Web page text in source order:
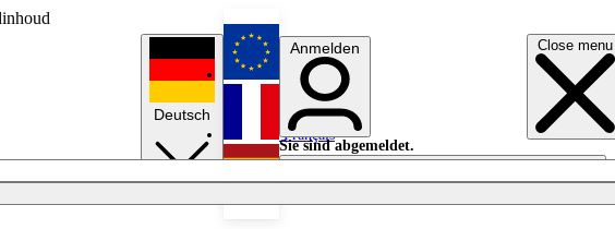
Close menu
Deutsch
English
Français
Anmelden
Sie sind abgemeldet.
Anmelden
Licht aus